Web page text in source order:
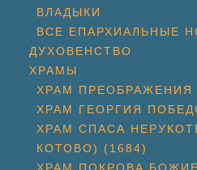
ВЛАДЫКИ
ВСЕ ЕПАРХИАЛЬНЫЕ
ДУХОВЕНСТВО
ХРАМЫ
ХРАМ ПРЕОБРАЖЕНИЯ
ХРАМ ГЕОРГИЯ
ХРАМ СПАСА
КОТОВО) (1684)